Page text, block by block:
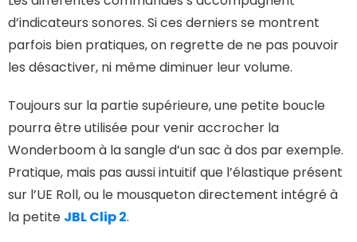
d’indicateurs sonores. Si ces derniers se montrent
parfois bien pratiques, on regrette de ne pas pouvoir
les désactiver, ni même diminuer leur volume.
Toujours sur la partie supérieure, une petite boucle
pourra être utilisée pour venir accrocher la
Wonderboom à la sangle d’un sac à dos par exemple.
Pratique, mais pas aussi intuitif que l’élastique présent
sur l’UE Roll, ou le mousqueton directement intégré à
la petite JBL Clip 2.